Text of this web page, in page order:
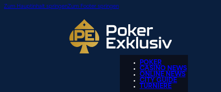
Zum Hauptinhalt springenZum Footer springen
POKER
CASINO NEWS
ONLINE NEWS
CITY GUIDE
TURNIERE